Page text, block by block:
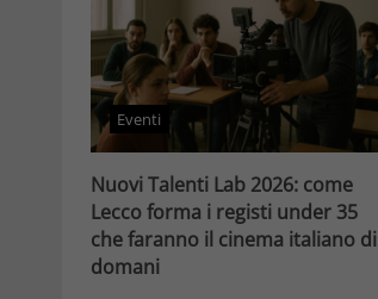
Eventi
Nuovi Talenti Lab 2026: come
Lecco forma i registi under 35
che faranno il cinema italiano di
domani